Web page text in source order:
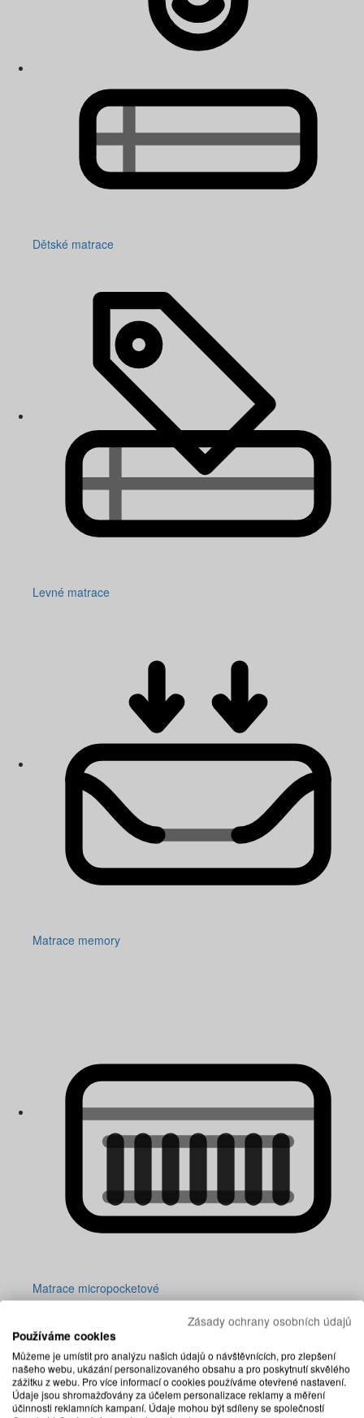
Dětské matrace
Levné matrace
Matrace memory
Matrace micropocketové
Zásady ochrany osobních údajů
Používáme cookies
Můžeme je umístit pro analýzu našich údajů o návštěvnících, pro zlepšení
našeho webu, ukázání personalizovaného obsahu a pro poskytnutí skvělého
zážitku z webu. Pro více informací o cookies používáme otevřené nastavení.
Údaje jsou shromažďovány za účelem personalizace reklamy a měření
účinnosti reklamních kampaní. Údaje mohou být sdíleny se společností